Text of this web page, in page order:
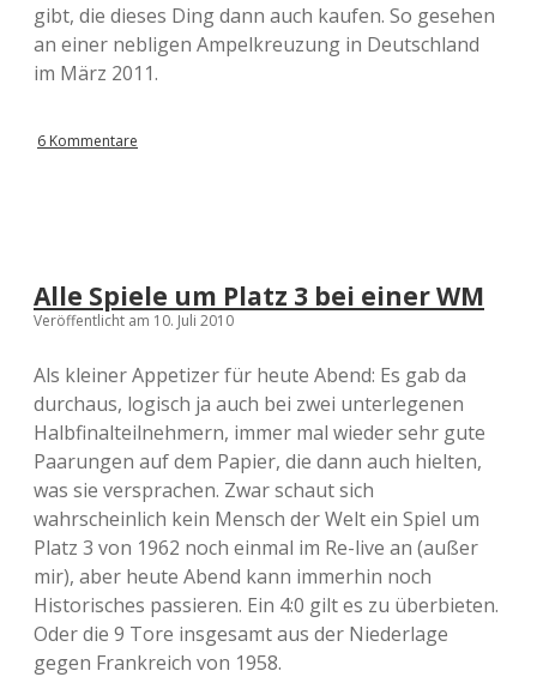
gibt, die dieses Ding dann auch kaufen. So gesehen
an einer nebligen Ampelkreuzung in Deutschland
im März 2011.
6 Kommentare
Alle Spiele um Platz 3 bei einer WM
Veröffentlicht am 10. Juli 2010
Als kleiner Appetizer für heute Abend: Es gab da
durchaus, logisch ja auch bei zwei unterlegenen
Halbfinalteilnehmern, immer mal wieder sehr gute
Paarungen auf dem Papier, die dann auch hielten,
was sie versprachen. Zwar schaut sich
wahrscheinlich kein Mensch der Welt ein Spiel um
Platz 3 von 1962 noch einmal im Re-live an (außer
mir), aber heute Abend kann immerhin noch
Historisches passieren. Ein 4:0 gilt es zu überbieten.
Oder die 9 Tore insgesamt aus der Niederlage
gegen Frankreich von 1958.